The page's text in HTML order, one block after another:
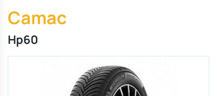
Camac
Hp60